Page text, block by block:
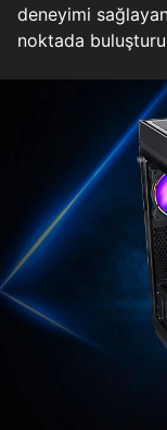
deneyimi
noktada